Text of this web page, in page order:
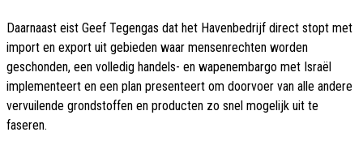
Daarnaast eist Geef Tegengas dat het Havenbedrijf direct stopt met
import en export uit gebieden waar mensenrechten worden
geschonden, een volledig handels- en wapenembargo met Israël
implementeert en een plan presenteert om doorvoer van alle andere
vervuilende grondstoffen en producten zo snel mogelijk uit te
faseren.